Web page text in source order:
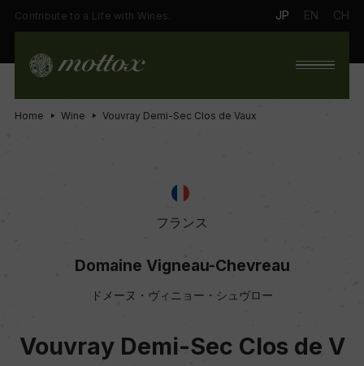
Contribute to a Life with Wines. JP EN CH
Home Wine Vouvray Demi-Sec Clos de Vaux
フランス
Domaine Vigneau-Chevreau
ドメーヌ・ヴィニョー・シュヴロー
Vouvray Demi-Sec Clos de V